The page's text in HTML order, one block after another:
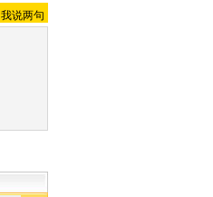
我说两句